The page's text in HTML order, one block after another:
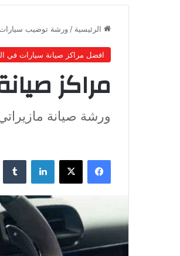
الرئيسية /ورشة توضيب
افضل مراكز صيانة سيارات في
مراكز
ورشة صيانة
فيسبوك لينكدإن